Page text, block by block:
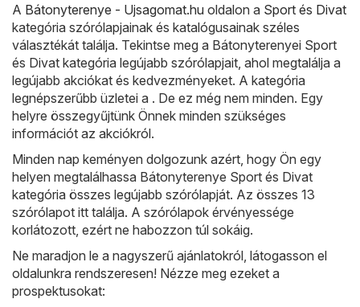
A Bátonyterenye - Ujsagomat.hu oldalon a Sport és Divat
kategória szórólapjainak és katalógusainak széles
választékát találja. Tekintse meg a Bátonyterenyei Sport
és Divat kategória legújabb szórólapjait, ahol megtalálja a
legújabb akciókat és kedvezményeket. A kategória
legnépszerűbb üzletei a . De ez még nem minden. Egy
helyre összegyűjtünk Önnek minden szükséges
információt az akciókról.
Minden nap keményen dolgozunk azért, hogy Ön egy
helyen megtalálhassa Bátonyterenye Sport és Divat
kategória összes legújabb szórólapját. Az összes 13
szórólapot itt találja. A szórólapok érvényessége
korlátozott, ezért ne habozzon túl sokáig.
Ne maradjon le a nagyszerű ajánlatokról, látogasson el
oldalunkra rendszeresen! Nézze meg ezeket a
prospektusokat: